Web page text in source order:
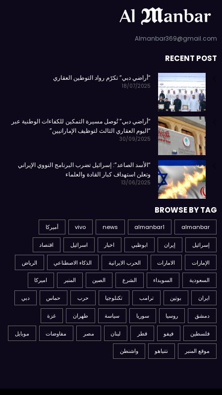
Almanbar369@gmail.com
RECENT POST
“أراضي دبي” تكرّم رواد التوطين العقاري
18/07/2025
“أراضي دبي” تُوصل مسيرة التمكين للكفاءات الوطنية عبر
“اليوم العقاري الثالث لتوظيف الإماراتيين”
30/09/2025
“الأسد الصاعد”: إسرائيل تضرب البرنامج النووي الإيراني
وتعلن استهداف كبار القادة والعلماء
13/06/2025
BROWSE BY TAG
almanbar
almanbar1
news
vivo أميركا
إسرائيل إيران ابوظبي اخبار اسرائيل اقتصاد
الإمارات الامارات الحرب الايرانية الذكاء الاصطناعي الرياض
السعودية السويداء الشرع الصين المنبر اميركا
ايران بوتين ترامب تكنلوجيا حرب حماس دبي
دمشق روسيا سوريا سياسة طهران غزة
فلسطين فيفو قطر لبنان مصر مفاوضات موبايل
موقع المنبر نتنياهو واشنطن